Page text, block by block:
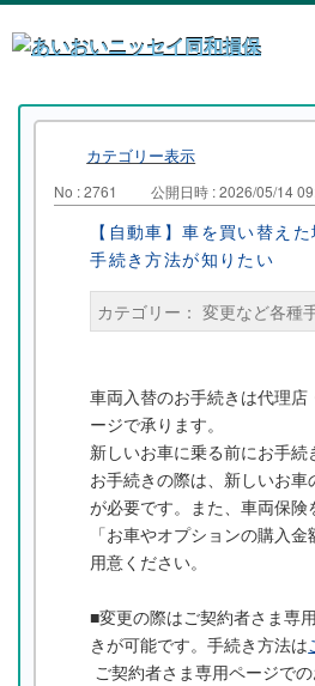
カテゴリー表示
No : 2761 公開日時 : 2026/05/14
【自動車】車を買い替え
手続き方法が知りたい
カテゴリー： 変更など各種
車両入替のお手続きは代理
ージで承ります。
新しいお車に乗る前にお手続
お手続きの際は、新しいお車
が必要です。また、車両保険
「お車やオプションの購入
用意ください。
■変更の際はご契約者さま専
きが可能です。手続き方法は
ご契約者さま専用ページで